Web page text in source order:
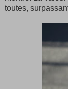
toutes,